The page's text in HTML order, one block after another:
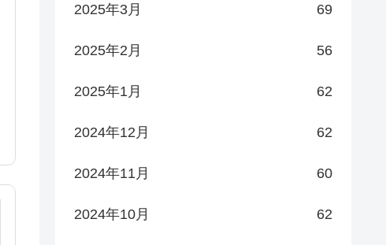
2025年3月 69
2025年2月 56
2025年1月 62
2024年12月 62
2024年11月 60
2024年10月 62